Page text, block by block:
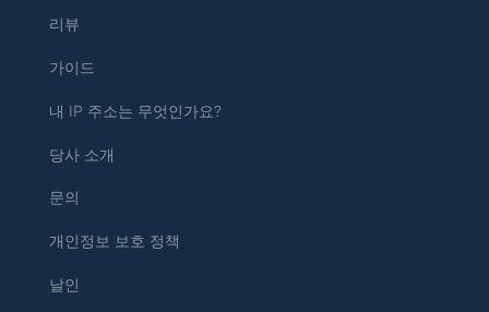
리뷰
가이드
내 IP 주소는 무엇인가요?
당사 소개
문의
개인정보 보호 정책
날인